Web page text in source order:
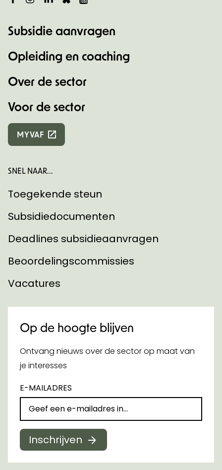
Subsidie aanvragen
Opleiding en coaching
Over de sector
Voor de sector
MYVAF
SNEL NAAR...
Toegekende steun
Subsidiedocumenten
Deadlines subsidieaanvragen
Beoordelingscommissies
Vacatures
Op de hoogte blijven
Ontvang nieuws over de sector op maat van
je interesses
E-MAILADRES
Inschrijven